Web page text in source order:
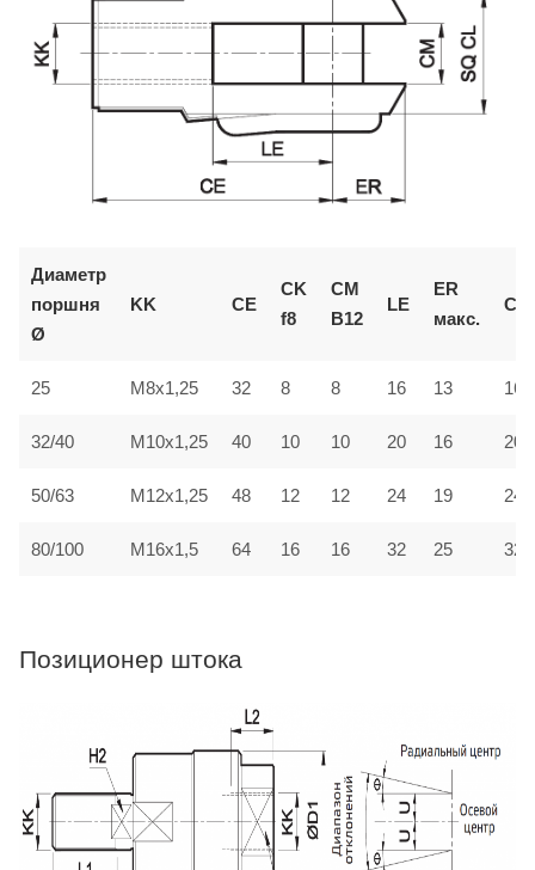
Диаметр
поршня
Ø
KK CE
CK
f8
CM
B12
LE
ER
макс.
CL
25 M8x1,25 32 8 8 16 13 16
32/40 M10x1,25 40 10 10 20 16 20
50/63 M12x1,25 48 12 12 24 19 24
80/100 M16x1,5 64 16 16 32 25 32
Позиционер штока